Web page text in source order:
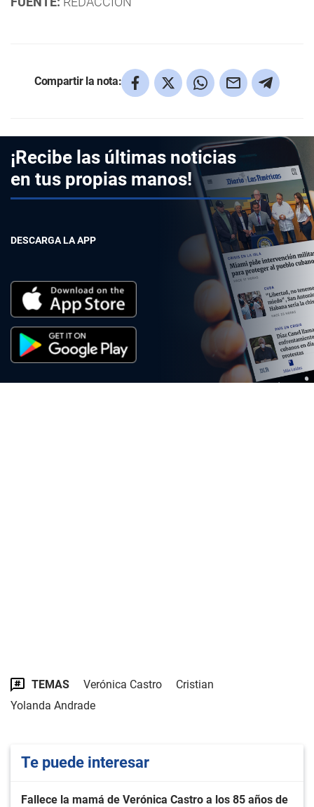
Compartir la nota:
¡Recibe las últimas noticias
en tus propias manos!
DESCARGA LA APP
TEMAS Verónica Castro
Cristian
Yolanda Andrade
Te puede interesar
Fallece la mamá de Verónica Castro a los 85 años de